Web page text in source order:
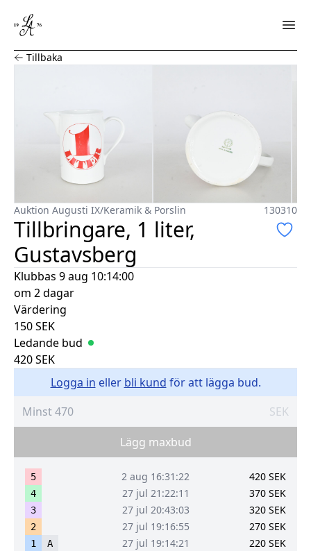
Tillbringare, 1 liter, Gustavsberg
Tillbaka
Auktion Augusti IX/Keramik & Porslin 130310
Tillbringare, 1 liter,
Gustavsberg
Klubbas 9 aug 10:14:00
om 2 dagar
Värdering
150SEK
Ledande bud
420SEK
Logga in eller bli kund för att lägga bud.
SEK
Lägg maxbud
5 2 aug 16:31:22 420 SEK
4 27 jul 21:22:11 370 SEK
3 27 jul 20:43:03 320 SEK
2 27 jul 19:16:55 270 SEK
1 A 27 jul 19:14:21 220 SEK